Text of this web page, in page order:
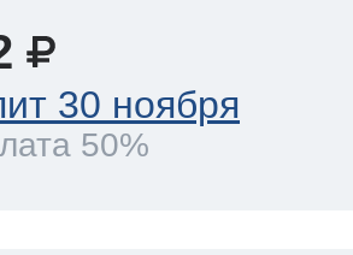
30 ноября
50%